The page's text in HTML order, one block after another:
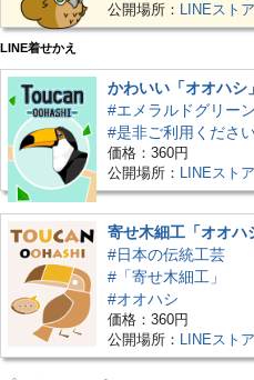
公開場所： LINEストア
LINE着せかえ
かわいい「オオハシ」
#エメラルドグリー
#是非ご利用ください
価格：360円
公開場所： LINEストア
寄せ木細工「オオハ
#日本の伝統工芸
#「寄せ木細工」
#オオハシ
価格：360円
公開場所： LINEストア